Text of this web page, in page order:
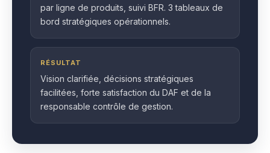
par ligne de produits, suivi BFR. 3 tableaux de
bord stratégiques opérationnels.
RÉSULTAT
Vision clarifiée, décisions stratégiques
facilitées, forte satisfaction du DAF et de la
responsable contrôle de gestion.